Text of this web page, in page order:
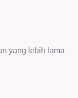
yang lebih lama